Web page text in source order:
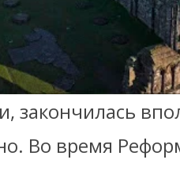
закончилась
Во время